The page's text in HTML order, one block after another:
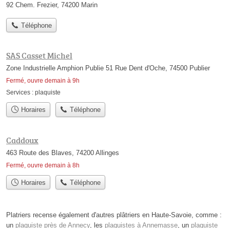
92 Chem. Frezier, 74200 Marin
Téléphone
SAS Casset Michel
Zone Industrielle Amphion Publie 51 Rue Dent d'Oche, 74500 Publier
Fermé, ouvre demain à 9h
Services : plaquiste
Horaires Téléphone
Caddoux
463 Route des Blaves, 74200 Allinges
Fermé, ouvre demain à 8h
Horaires Téléphone
Platriers recense également d'autres plâtriers en Haute-Savoie, comme :
un plaquiste près de Annecy, les plaquistes à Annemasse, un plaquiste